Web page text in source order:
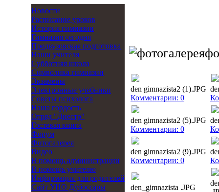
Новости
Расписание уроков
История гимназии
Гимназия сегодня
Предвузовская подготовка
Наши учителя
Субботняя школа
Символика гимназии
Экзамены
Электронные учебники
Советы психолога
Наша гордость
Отряд "Днестр"
Гостевая книга
Форум
Фотогалерея
Видео
В помощь администрации
В помощь учителю
Информация для родителей
Cайт УНО Дубоссары
den gimnazista2 (1).JPG
Комментарии: 0
den gimnazista2 (5).JPG
Комментарии: 0
den gimnazista2 (9).JPG
Комментарии: 0
den_gimnazista .JPG